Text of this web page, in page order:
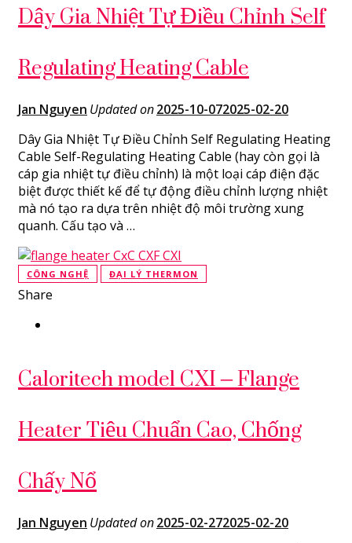
Dây Gia Nhiệt Tự Điều Chỉnh Self
Regulating Heating Cable
Jan Nguyen Updated on2025-10-072025-02-20
Dây Gia Nhiệt Tự Điều Chỉnh Self Regulating Heating
Cable Self-Regulating Heating Cable (hay còn gọi là
cáp gia nhiệt tự điều chỉnh) là một loại cáp điện đặc
biệt được thiết kế để tự động điều chỉnh lượng nhiệt
mà nó tạo ra dựa trên nhiệt độ môi trường xung
quanh. Cấu tạo và …
CÔNG NGHỆ ĐẠI LÝ THERMON
Share
Caloritech model CXI – Flange
Heater Tiêu Chuẩn Cao, Chống
Chấy Nổ
Jan Nguyen Updated on2025-02-272025-02-20